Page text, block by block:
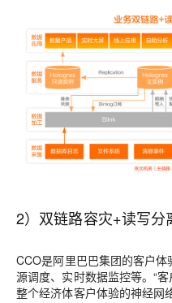
2）双链路容灾+读写分
CCO是阿里巴巴集团的客户
源调度、实时数据监控等。“
整个经济体客户体验的神经网